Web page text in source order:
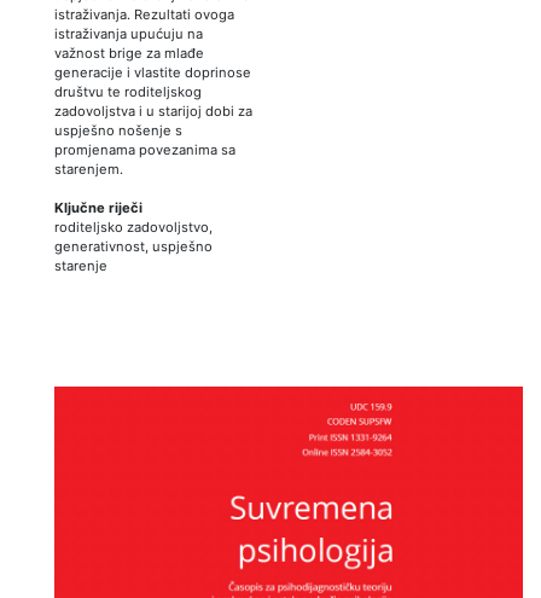
istraživanja. Rezultati ovoga
istraživanja upućuju na
važnost brige za mlađe
generacije i vlastite doprinose
društvu te roditeljskog
zadovoljstva i u starijoj dobi za
uspješno nošenje s
promjenama povezanima sa
starenjem.
Ključne riječi
roditeljsko zadovoljstvo,
generativnost, uspješno
starenje